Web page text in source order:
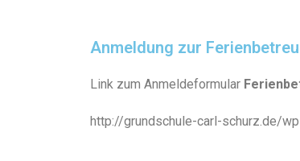
Anmeldung zur
Link zum Anmeldeformular
http://grundschule-carl-schurz.de/